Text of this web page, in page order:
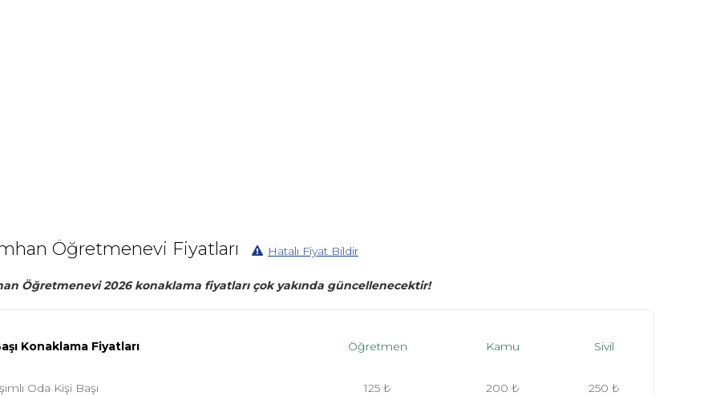
Öğretmenevi Fiyatları Hatalı Fiyat Bildir
Öğretmenevi 2026 konaklama fiyatları çok yakında güncellenecektir!
Konaklama Fiyatları Öğretmen Kamu Sivil
Oda Kişi Başı 125 ₺ 200 ₺ 250 ₺